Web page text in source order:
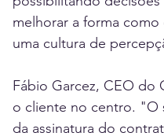
melhorar a forma como
uma cultura de
Fábio Garcez, CEO do
o cliente no centro. "O
da assinatura do